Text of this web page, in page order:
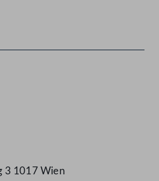
3 1017 Wien